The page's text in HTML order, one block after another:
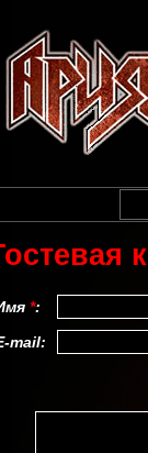
*:
mail: